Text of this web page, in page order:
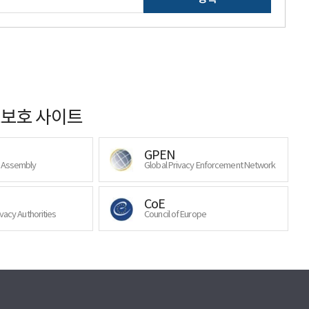
호 사이트
GPEN
Global Privacy Enforcement Network
Authorities
CoE
Council of Europe